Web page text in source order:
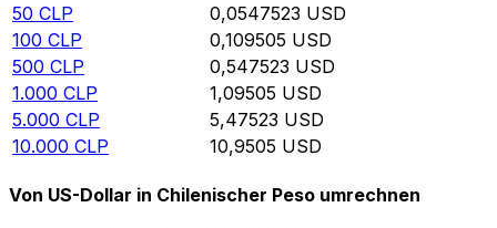
50 CLP 0,0547523 USD
100 CLP 0,109505 USD
500 CLP 0,547523 USD
1.000 CLP 1,09505 USD
5.000 CLP 5,47523 USD
10.000 CLP 10,9505 USD
Von US-Dollar in Chilenischer Peso umrechnen